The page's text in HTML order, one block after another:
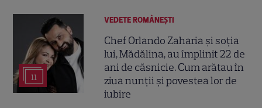
11
VEDETE ROMÂNEŞTI
Chef Orlando Zaharia și soția
lui, Mădălina, au împlinit 22 de
ani de căsnicie. Cum arătau în
ziua nunții și povestea lor de
iubire